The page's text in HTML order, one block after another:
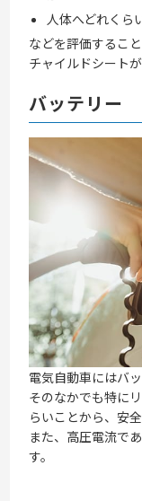
人体へどれくら
などを評価するこ
チャイルドシート
バッテリー
電気自動車にはバ
そのなかでも特に
らいことから、安
また、高圧電流で
す。